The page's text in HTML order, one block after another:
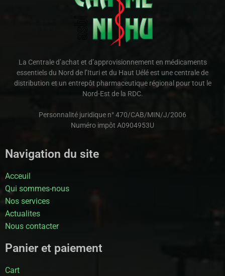
La Centrale d’achat et d’approvisionnement en médicaments
essentiels du Nord de l’Ituri et du Haut Uélé est une centrale de
distribution et un entrepôt pharmaceutique régional pour tout le
Nord-Est de la RDC.
Personnalité juridique n° 470/CAB/MIN/J/2006
Numéro impôt A0904953U
Navigation du site
Acceuil
Qui sommes-nous
Nos services
Actualites
Nous contacter
Panier et paiement
Cart